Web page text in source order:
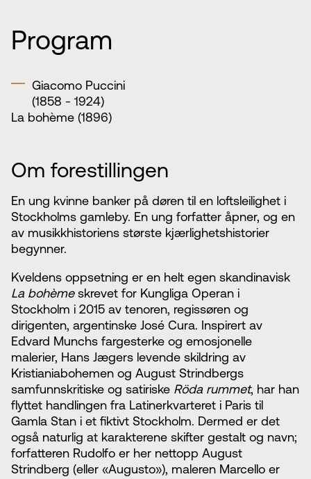
Program
Giacomo Puccini
(1858 - 1924)
La bohème (1896)
Om forestillingen
En ung kvinne banker på døren til en loftsleilighet i
Stockholms gamleby. En ung forfatter åpner, og en
av musikkhistoriens største kjærlighetshistorier
begynner.
Kveldens oppsetning er en helt egen skandinavisk
La bohèmeskrevet for Kungliga Operan i
Stockholm i 2015 av tenoren, regissøren og
dirigenten, argentinske José Cura. Inspirert av
Edvard Munchs fargesterke og emosjonelle
malerier, Hans Jægers levende skildring av
Kristianiabohemen og August Strindbergs
samfunnskritiske og satiriske Röda rummet, har han
flyttet handlingen fra Latinerkvarteret i Paris til
Gamla Stan i et fiktivt Stockholm. Dermed er det
også naturlig at karakterene skifter gestalt og navn;
forfatteren Rudolfo er her nettopp August
Strindberg (eller «Augusto»), maleren Marcello er